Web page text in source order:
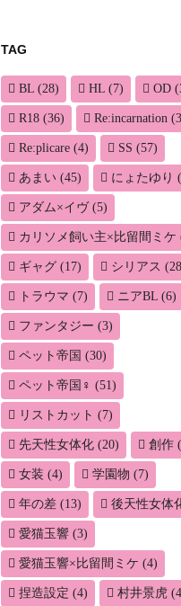
TAG
BL (28) HL (7) OD
R18 (36) Re:incarnation
Re:plicare (4) SS (57)
あまい (45) にょたゆり
アダム×イヴ(5)
カリソメ飼い主×比留間ミケ
ギャグ (17) シリアス
トラウマ (7) ニアBL (6)
ファンタジー (3)
ペット帝国 (30)
ペット帝国♀ (51)
リストカット (7)
先天性女体化 (20) 創作
女装 (4) 学園物 (7)
年の差 (13) 後天性女体
愛猫玉響 (3)
愛猫玉響×比留間ミケ (4)
捏造設定 (4) 村井景虎